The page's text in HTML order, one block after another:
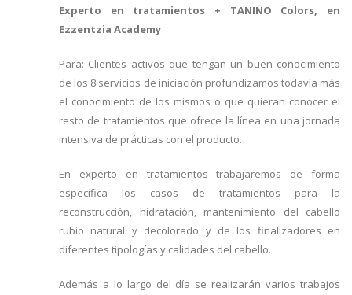
Experto en tratamientos + TANINO Colors, en
Ezzentzia Academy
Para: Clientes activos que tengan un buen conocimiento
de los 8 servicios de iniciación profundizamos todavía más
el conocimiento de los mismos o que quieran conocer el
resto de tratamientos que ofrece la línea en una jornada
intensiva de prácticas con el producto.
En experto en tratamientos trabajaremos de forma
específica los casos de tratamientos para la
reconstrucción, hidratación, mantenimiento del cabello
rubio natural y decolorado y de los finalizadores en
diferentes tipologías y calidades del cabello.
Además a lo largo del día se realizarán varios trabajos